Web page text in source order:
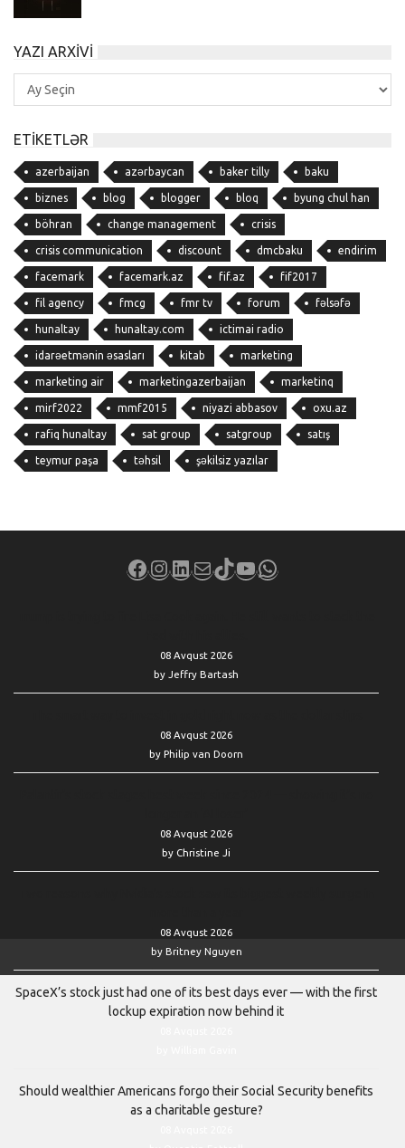
YAZI ARXIVI
Yazı
Arxivi
ETIKETLƏR
azerbaijan azərbaycan baker tilly baku
biznes blog blogger bloq byung chul han
böhran change management crisis
crisis communication discount dmcbaku endirim
facemark facemark.az fif.az fif2017
fil agency fmcg fmr tv forum fəlsəfə
hunaltay hunaltay.com ictimai radio
idarəetmənin əsasları kitab marketing
marketing air marketingazerbaijan marketinq
mirf2022 mmf2015 niyazi abbasov oxu.az
rafiq hunaltay sat group satgroup satış
teymur paşa təhsil şəkilsiz yazılar
Facebook
Instagram
LinkedIn
MailTikTok
YouTube
WhatsApp
08 Avqust 2026
by Jeffry Bartash
08 Avqust 2026
by Philip van Doorn
08 Avqust 2026
by Christine Ji
08 Avqust 2026
by Britney Nguyen
SpaceX’s stock just had one of its best days ever — with the first
lockup expiration now behind it
Should wealthier Americans forgo their Social Security benefits
as a charitable gesture?